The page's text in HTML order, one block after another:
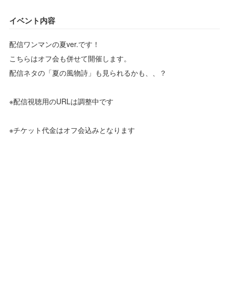
イベント内容
配信ワンマンの夏ver.です！
こちらはオフ会も併せて開催します。
配信ネタの「夏の風物詩」も見られるかも、、？
※配信視聴用のURLは調整中です
※チケット代金はオフ会込みとなります